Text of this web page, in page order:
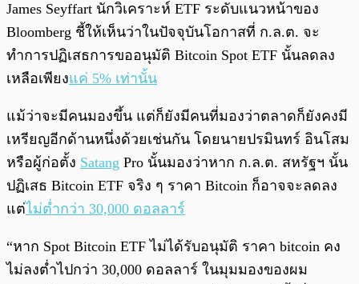
James Seyffart นักวิเคราะห์ ETF ระดับแนวหน้าของ
Bloomberg ชี้ให้เห็นว่าในปัจจุบันโอกาสที่ ก.ล.ต. จะ
ทำการปฏิเสธการขออนุมัติ Bitcoin Spot ETF นั้นลดลง
เหลือเพียงแค่ 5% เท่านั้น
แม้ว่าจะมีคนมองขึ้น แต่ก็ยังมีคนที่มองว่าตลาดก็ยังคงมี
เหรียญอีกด้านหนึ่งด้วยเช่นกัน โดยนายปรมินทร์ อินโสม
หรือผู้ก่อตั้ง Satang Pro นั้นมองว่าหาก ก.ล.ต. สหรัฐฯ นั้น
ปฏิเสธ Bitcoin ETF จริง ๆ ราคา Bitcoin ก็อาจจะลดลง
แต่ไม่ต่ำกว่า 30,000 ดอลลาร์
“หาก Spot Bitcoin ETF ไม่ได้รับอนุมัติ ราคา bitcoin คง
ไม่ลงต่ำไปกว่า 30,000 ดอลลาร์ ในมุมมองของผม